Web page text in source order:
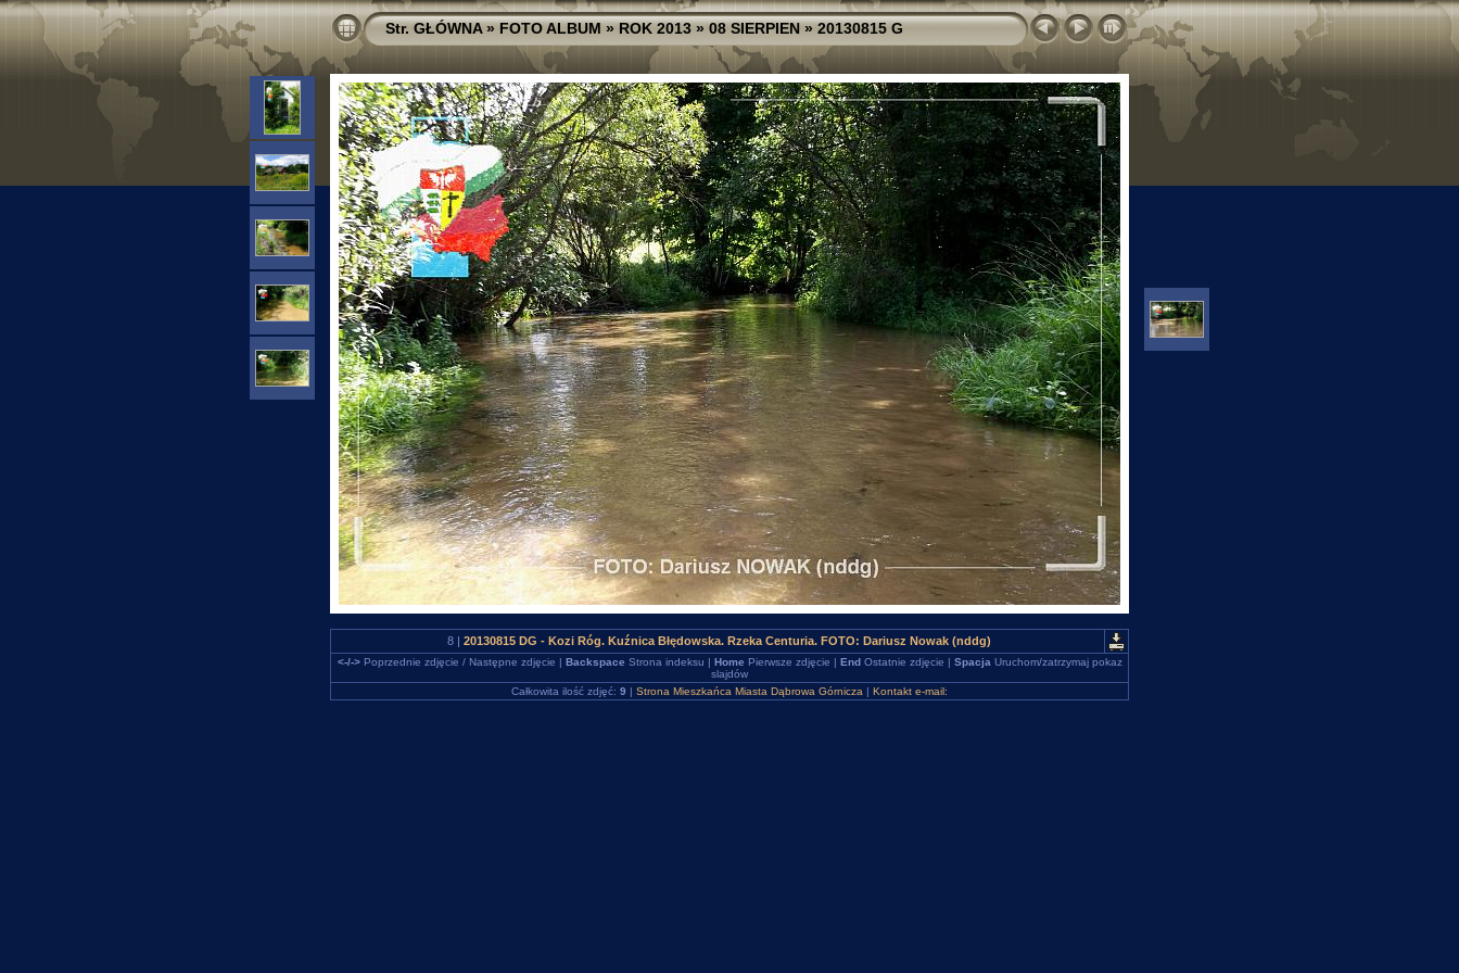
Str. GŁÓWNA»FOTO ALBUM»ROK 2013»08 SIERPIEN»20130815 G
8 | 20130815 DG - Kozi Róg. Kuźnica Błędowska. Rzeka Centuria. FOTO: Dariusz Nowak (nddg)
<-/->Poprzednie zdjęcie / Następne zdjęcie | Backspace Strona indeksu | Home Pierwsze zdjęcie | EndOstatnie zdjęcie | Spacja Uruchom/zatrzymaj pokaz
slajdów
Całkowita ilość zdjęć: 9 | Strona Mieszkańca Miasta Dąbrowa Górnicza | Kontakt e-mail: